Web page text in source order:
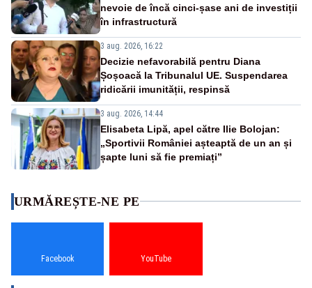
nevoie de încă cinci-șase ani de investiții
în infrastructură
3 aug. 2026, 16:22
Decizie nefavorabilă pentru Diana
Șoșoacă la Tribunalul UE. Suspendarea
ridicării imunității, respinsă
3 aug. 2026, 14:44
Elisabeta Lipă, apel către Ilie Bolojan:
„Sportivii României așteaptă de un an și
șapte luni să fie premiați”
URMĂREȘTE-NE PE
Facebook YouTube